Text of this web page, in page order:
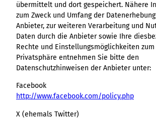
übermittelt und dort gespeichert. Nähere
zum Zweck und Umfang der
Anbieter, zur weiteren Verarbeitung und
Daten durch die Anbieter sowie Ihre
Rechte und Einstellungsmöglichkeiten
Privatsphäre entnehmen Sie bitte den
Datenschutzhinweisen der Anbieter unter:
Facebook
http://www.facebook.com/policy.php
X (ehemals Twitter)